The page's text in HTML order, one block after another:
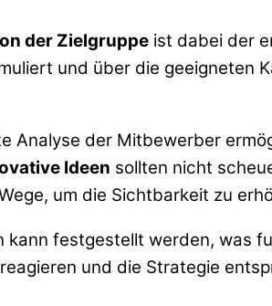
der Zielgruppe ist dabei der
und über die geeigneten
Analyse der Mitbewerber
Ideen sollten nicht
um die Sichtbarkeit zu
kann festgestellt werden, was
und die Strategie